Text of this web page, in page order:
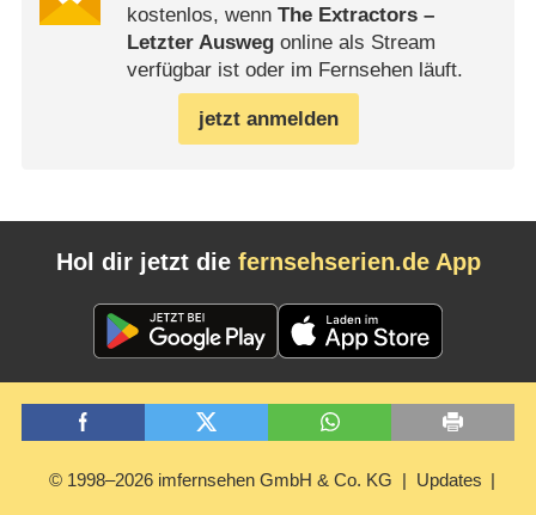
kostenlos, wenn The Extractors –
Letzter Auswegonline als Stream
verfügbar ist oder im Fernsehen läuft.
jetzt anmelden
Hol dir jetzt die fernsehserien.de App
© 1998–2026 imfernsehen GmbH & Co. KG Updates